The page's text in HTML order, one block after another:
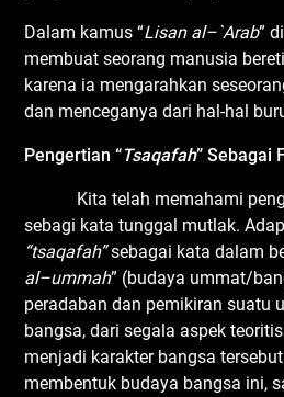
Dalam kamus “Lisan al–`Arab”
membuat seorang manusia
karena ia mengarahkan
dan menceganya dari hal-hal
Pengertian “Tsaqafah”Sebagai
Kita telah memahami
sebagi kata tunggal mutlak.
“tsaqafah”sebagai kata dalam
al–ummah” (budaya ummat/
peradaban dan pemikiran suatu
bangsa, dari segala aspek
menjadi karakter bangsa
membentuk budaya bangsa ini,